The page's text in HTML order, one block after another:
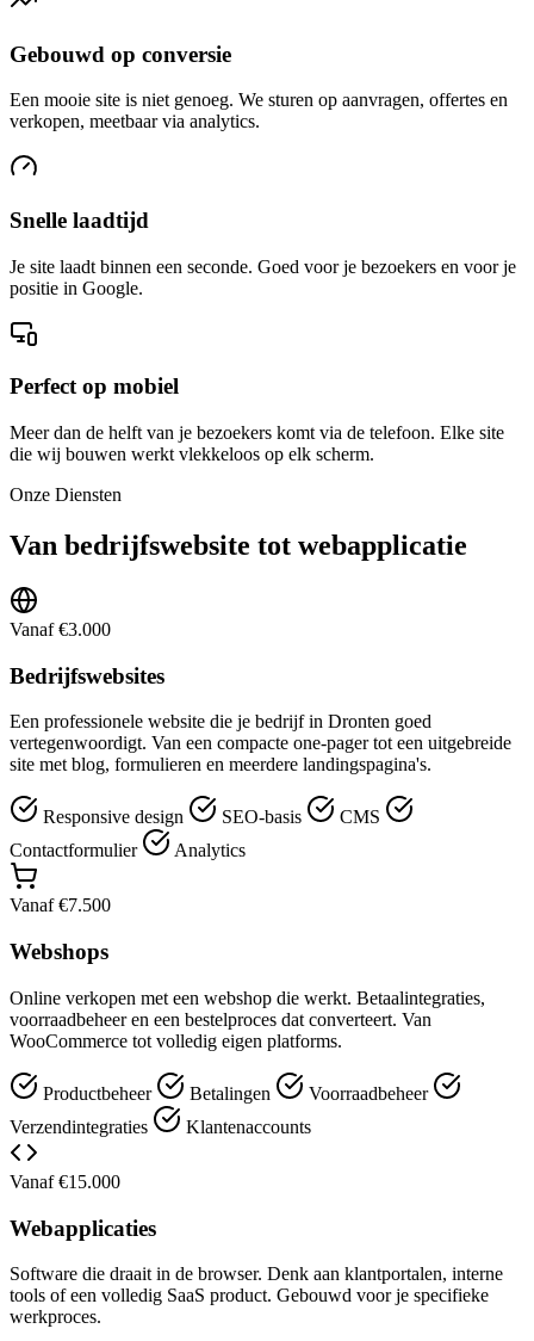
Gebouwd op conversie
Een mooie site is niet genoeg. We sturen op aanvragen, offertes en
verkopen, meetbaar via analytics.
Snelle laadtijd
Je site laadt binnen een seconde. Goed voor je bezoekers en voor je
positie in Google.
Perfect op mobiel
Meer dan de helft van je bezoekers komt via de telefoon. Elke site
die wij bouwen werkt vlekkeloos op elk scherm.
Onze Diensten
Van bedrijfswebsite tot webapplicatie
Vanaf €3.000
Bedrijfswebsites
Een professionele website die je bedrijf in Dronten goed
vertegenwoordigt. Van een compacte one-pager tot een uitgebreide
site met blog, formulieren en meerdere landingspagina's.
Responsive design SEO-basis
CMS
Contactformulier
Analytics
Vanaf €7.500
Webshops
Online verkopen met een webshop die werkt. Betaalintegraties,
voorraadbeheer en een bestelproces dat converteert. Van
WooCommerce tot volledig eigen platforms.
Productbeheer Betalingen
Voorraadbeheer
Verzendintegraties
Klantenaccounts
Vanaf €15.000
Webapplicaties
Software die draait in de browser. Denk aan klantportalen, interne
tools of een volledig SaaS product. Gebouwd voor je specifieke
werkproces.